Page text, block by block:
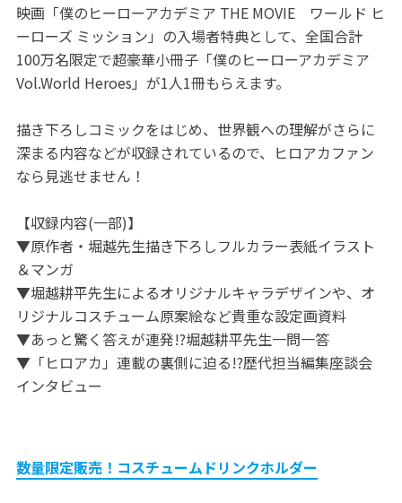
映画「僕のヒーローアカデミア THE MOVIE ワールド ヒ
ーローズ ミッション」の入場者特典として、全国合計
100万名限定で超豪華小冊子「僕のヒーローアカデミア
Vol.World Heroes」が1人1冊もらえます。
描き下ろしコミックをはじめ、世界観への理解がさらに
深まる内容などが収録されているので、ヒロアカファン
なら見逃せません！
【収録内容(一部)】
▼原作者・堀越先生描き下ろしフルカラー表紙イラスト
＆マンガ
▼堀越耕平先生によるオリジナルキャラデザインや、オ
リジナルコスチューム原案絵など貴重な設定画資料
▼あっと驚く答えが連発!?堀越耕平先生一問一答
▼「ヒロアカ」連載の裏側に迫る!?歴代担当編集座談会
インタビュー
数量限定販売！コスチュームドリンクホルダー